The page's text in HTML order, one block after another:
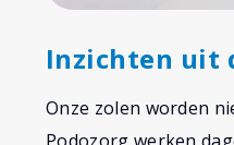
Inzichten uit
Onze zolen worden
Podozorg werken